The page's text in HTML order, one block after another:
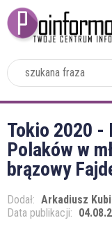
Tokio 2020 -
Polaków w
brązowy
Dodał: Arkadiusz
Data publikacji: